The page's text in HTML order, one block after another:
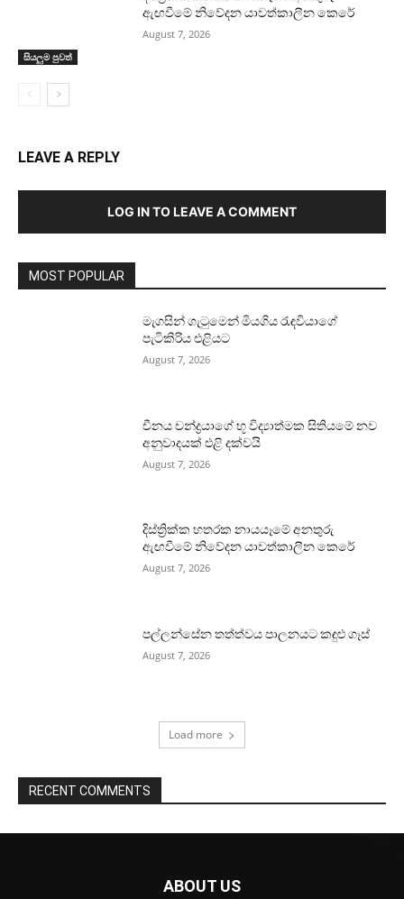
සියලුම පුවත්
ඇඟවීමේ නිවේදන යාවත්කාලීන කෙරේ
August 7, 2026
LEAVE A REPLY
LOG IN TO LEAVE A COMMENT
MOST POPULAR
මැගසින් ගැටුමෙන් මියගිය රැඳවියාගේ
පැටිකිරිය එළියට
August 7, 2026
චීනය චන්ද්‍රයාගේ භූ විද්‍යාත්මක සිතියමේ නව
අනුවාදයක් එළි දක්වයි
August 7, 2026
දිස්ත්‍රික්ක හතරක නායයෑමේ අනතුරු
ඇඟවීමේ නිවේදන යාවත්කාලීන කෙරේ
August 7, 2026
පල්ලන්සේන තත්ත්වය පාලනයට කඳුළු ගෑස්
August 7, 2026
Load more
RECENT COMMENTS
ABOUT US